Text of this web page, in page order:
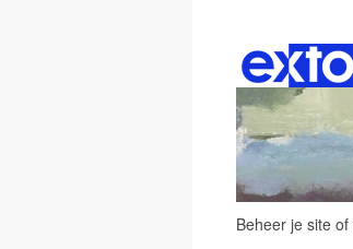
Beheer je site of